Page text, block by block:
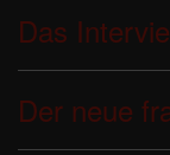
Das
Der neue